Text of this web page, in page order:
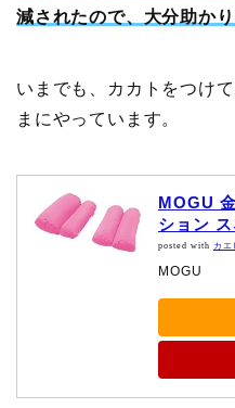
減されたので、大分助かり
いまでも、カカトをつけ
まにやっています。
MOGU
ション
posted with カエ
MOGU